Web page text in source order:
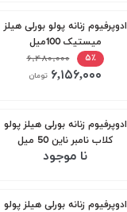
ادوپرفیوم زنانه پولو بورلی هیلز
میستیک 100میل
۵٪
۶,۴۸۰,۰۰۰
۶,۱۵۶,۰۰۰ تومان
ادوپرفیوم زنانه بورلی هیلز پولو
کلاب نامبر ناین 50 میل
نا موجود
ادوپرفیوم زنانه بورلی هیلز پولو